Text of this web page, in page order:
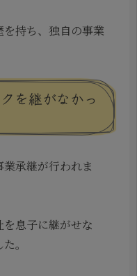
持ち、独自の事業
を継がなかっ
承継が行われま
息子に継がせな
。